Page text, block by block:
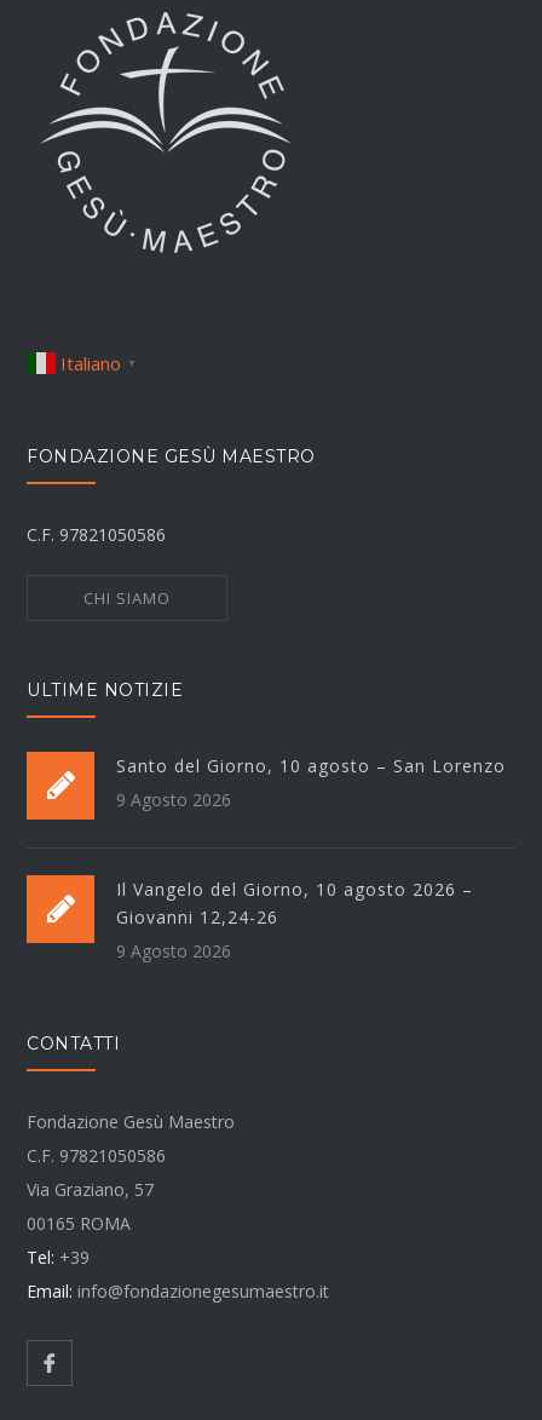
Italiano ▼
FONDAZIONE GESÙ MAESTRO
C.F. 97821050586
CHI SIAMO
ULTIME NOTIZIE
Santo del Giorno, 10 agosto – San Lorenzo
9 Agosto 2026
Il Vangelo del Giorno, 10 agosto 2026 –
Giovanni 12,24-26
9 Agosto 2026
CONTATTI
Fondazione Gesù Maestro
C.F. 97821050586
Via Graziano, 57
00165 ROMA
Tel: +39
Email: info@fondazionegesumaestro.it